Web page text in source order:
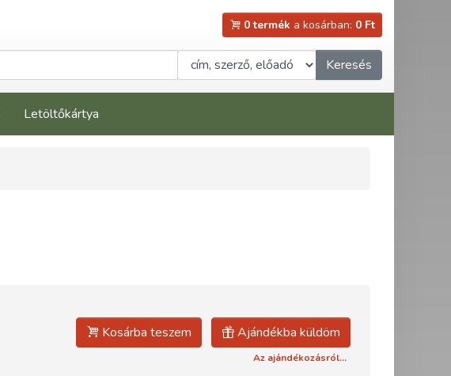
0 termék a kosárban: 0 Ft
Keresés
Letöltőkártya
Kosárba teszem Ajándékba küldöm
Az ajándékozásról...